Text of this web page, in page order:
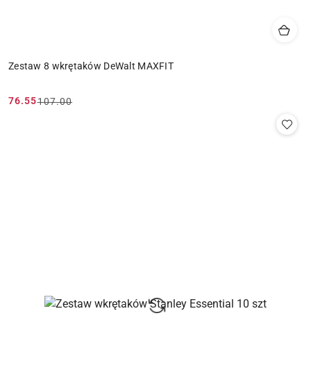
Zestaw 8 wkrętaków DeWalt MAXFIT
Cena
76.55
Cena
107.00